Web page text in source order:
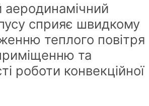
аеродинамічний
сприяє швидкому
теплого повітря
та
роботи конвекційної